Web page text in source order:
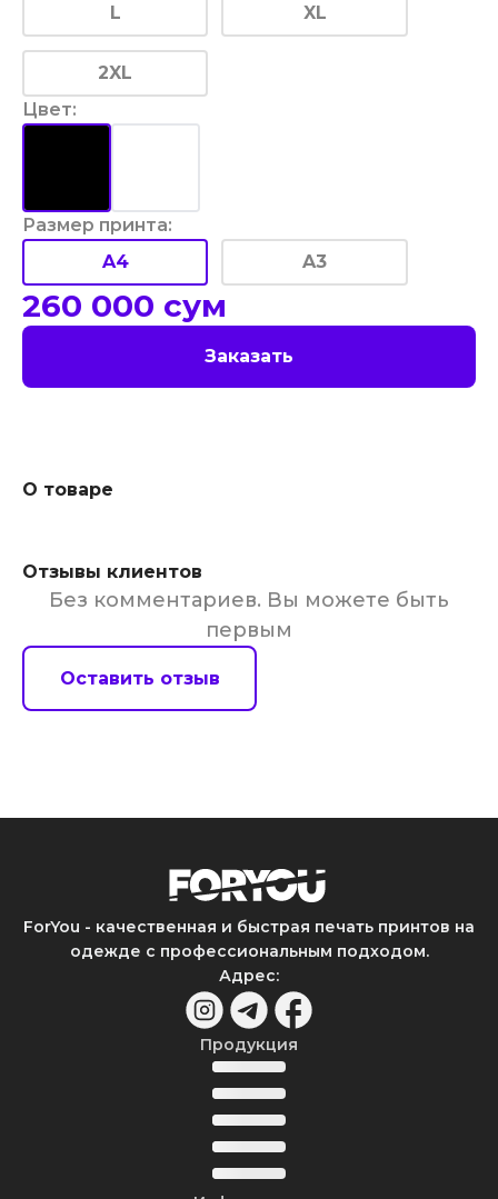
L XL
2XL
Цвет:
Размер принта:
A4
A3
260 000 сум
Заказать
О товаре
Отзывы клиентов
Без комментариев. Вы можете быть
первым
Оставить отзыв
ForYou - качественная и быстрая печать принтов на
одежде с профессиональным подходом.
Адрес:
Продукция